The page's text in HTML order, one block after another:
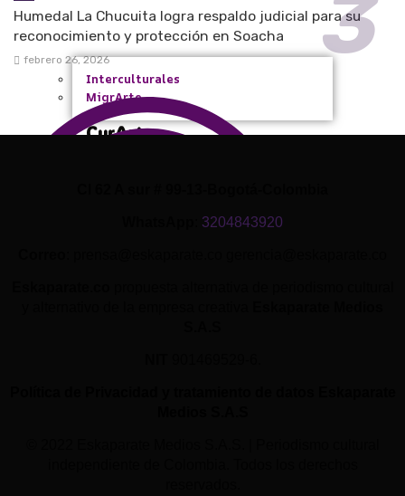
Interculturales
MigrArte
CurArte
Humedal La Chucuita logra respaldo judicial para su
reconocimiento y protección en Soacha
febrero 26, 2026
3204843920